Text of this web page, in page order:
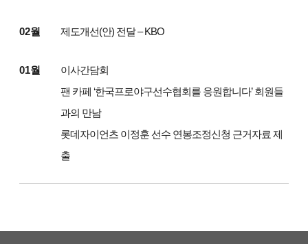
02월 제도개선(안) 전달 – KBO
01월
이사간담회
팬 카페 ‘한국프로야구선수협회를 응원합니다’ 회원들
과의 만남
롯데자이언츠 이정훈 선수 연봉조정신청 근거자료 제
출